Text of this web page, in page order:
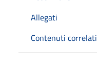
Allegati
Contenuti correlati